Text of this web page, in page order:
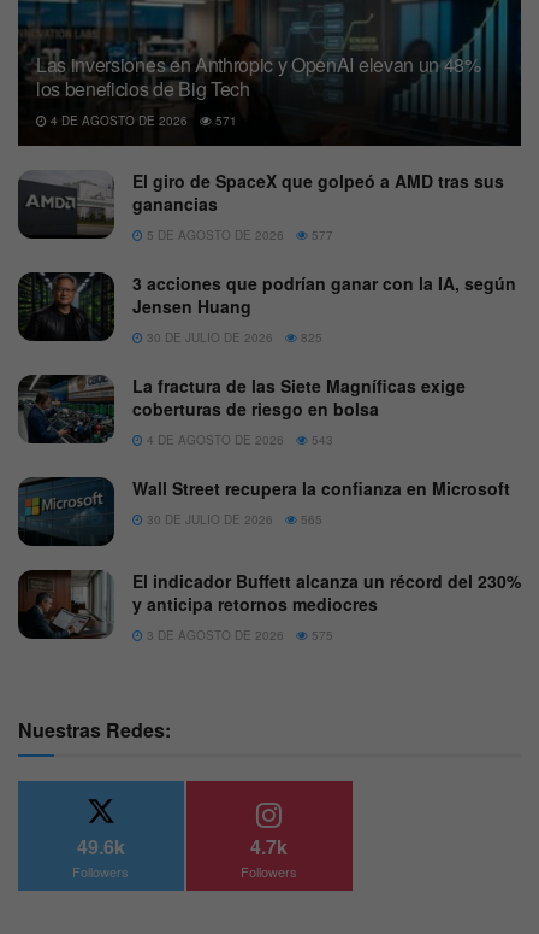
Las inversiones en Anthropic y OpenAI elevan un 48%
los beneficios de Big Tech
4 DE AGOSTO DE 2026 571
El giro de SpaceX que golpeó a AMD tras sus
ganancias
5 DE AGOSTO DE 2026 577
3 acciones que podrían ganar con la IA, según
Jensen Huang
30 DE JULIO DE 2026 825
La fractura de las Siete Magníficas exige
coberturas de riesgo en bolsa
4 DE AGOSTO DE 2026 543
Wall Street recupera la confianza en Microsoft
30 DE JULIO DE 2026 565
El indicador Buffett alcanza un récord del 230%
y anticipa retornos mediocres
3 DE AGOSTO DE 2026 575
Nuestras Redes:
49.6k
Followers
4.7k
Followers